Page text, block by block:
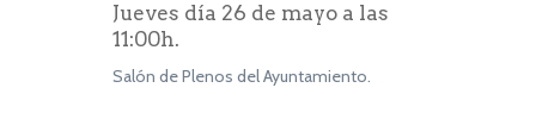
Jueves día 26 de mayo a las
11:00h.
Salón de Plenos del Ayuntamiento.